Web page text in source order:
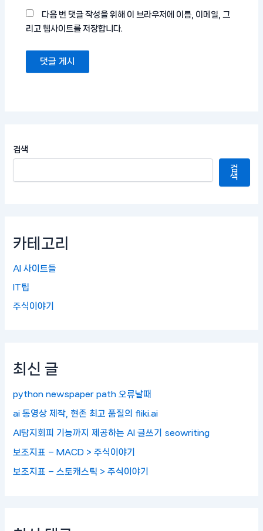
다음 번 댓글 작성을 위해 이 브라우저에 이름, 이메일, 그
리고 웹사이트를 저장합니다.
검색
검
색
카테고리
AI 사이트들
IT팁
주식이야기
최신 글
python newspaper path 오류날때
ai 동영상 제작, 현존 최고 품질의 fliki.ai
AI탐지회피 기능까지 제공하는 AI 글쓰기 seowriting
보조지표 – MACD > 주식이야기
보조지표 – 스토캐스틱 > 주식이야기